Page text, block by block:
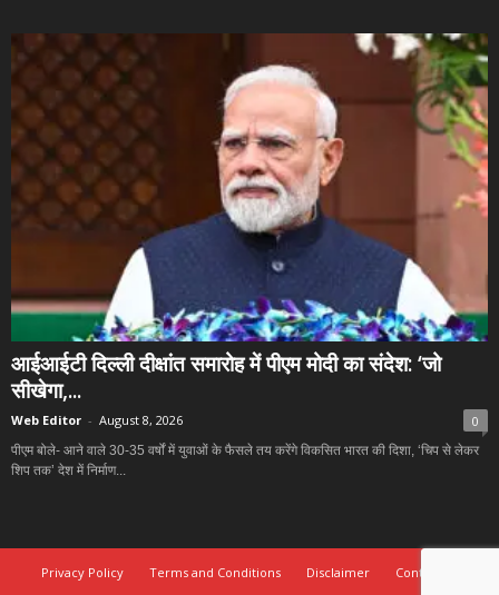
आईआईटी दिल्ली दीक्षांत समारोह में पीएम मोदी का संदेश: ‘जो
सीखेगा,...
Web Editor - August 8, 2026 0
पीएम बोले- आने वाले 30-35 वर्षों में युवाओं के फैसले तय करेंगे विकसित भारत की दिशा, ‘चिप से लेकर
शिप तक’ देश में निर्माण...
Privacy Policy Terms and Conditions Disclaimer Contact Us